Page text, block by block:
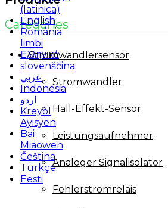
(latinica)
English
România
limbi
Ελληνικά
slovenščina
عربي
Indonesia
اردو
Kreyòl
Ayisyen
Bai
Miaowen
Čeština
Türkçe
Eesti
Categories
Stromwandlersensor
Stromwandler
Hall-Effekt-Sensor
Leistungsaufnehmer
Analoger Signalisolator
Fehlerstromrelais